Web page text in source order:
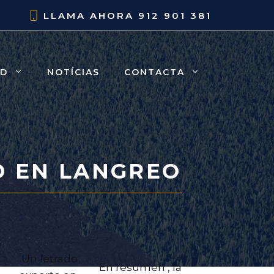
LLAMA AHORA 912 901 381
NOTÍCIAS CONTACTA
EN LANGREO
Un letrado
En resumen , la